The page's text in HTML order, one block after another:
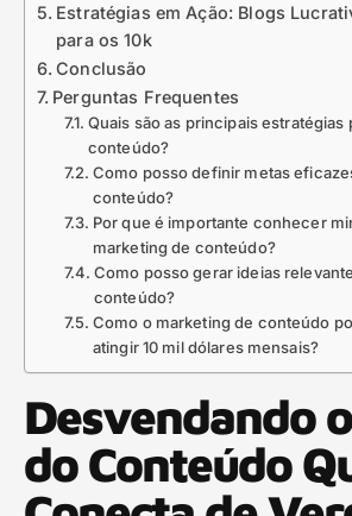
Estratégias em Ação: Blogs
para os 10k
Conclusão
Perguntas Frequentes
Quais são as principais estratégias
conteúdo?
Como posso definir metas
conteúdo?
Por que é importante conhecer
marketing de conteúdo?
Como posso gerar ideias
conteúdo?
Como o marketing de conteúdo
atingir 10 mil dólares mensais?
Desvendando
do Conteúdo